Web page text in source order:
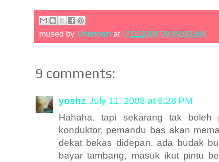
mused by Unknown at 7/11/2008 09:45:00 AM
9 comments:
yoshz July 11, 2008 at 8:28 PM
Hahaha. tapi sekarang tak
konduktor. pemandu bas akan
dekat bekas didepan. ada budak
bayar tambang, masuk ikut pintu